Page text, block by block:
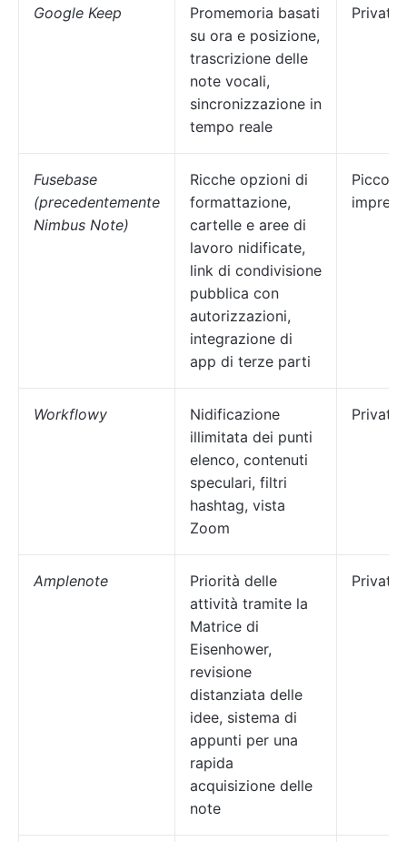
Google Keep
Promemoria basati
su ora e posizione,
trascrizione delle
note vocali,
sincronizzazione in
tempo reale
Privati
Fusebase
(precedentemente
Nimbus Note)
Ricche opzioni di
formattazione,
cartelle e aree di
lavoro nidificate,
link di condivisione
pubblica con
autorizzazioni,
integrazione di
app di terze parti
Piccole
imprese
Workflowy
Nidificazione
illimitata dei punti
elenco, contenuti
speculari, filtri
hashtag, vista
Zoom
Privati
Amplenote
Priorità delle
attività tramite la
Matrice di
Eisenhower,
revisione
distanziata delle
idee, sistema di
appunti per una
rapida
acquisizione delle
note
Privati